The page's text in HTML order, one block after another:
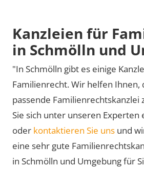
Kanzleien für
in Schmölln und
"In Schmölln gibt es einige
Familienrecht. Wir helfen Ihnen,
passende Familienrechtskanzlei
Sie sich unter unseren Experten
oder kontaktieren Sie uns und
eine sehr gute
in Schmölln und Umgebung für